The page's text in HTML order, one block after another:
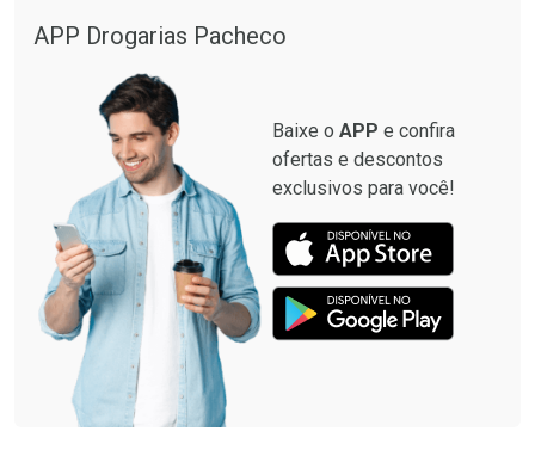
Comprar sem Desconto
Comprar sem Desconto
Por R$ 47,59/cada
APP Drogarias Pacheco
Baixe o APP e confira
ofertas e descontos
exclusivos para você!